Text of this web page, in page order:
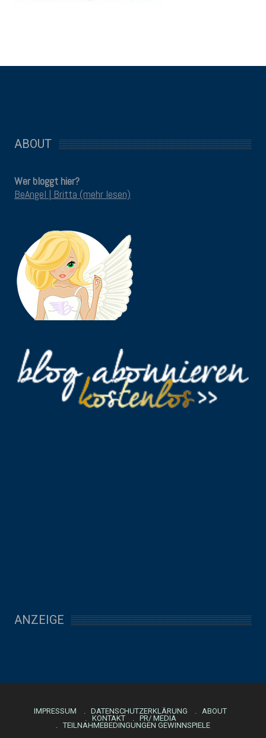
ABOUT
Wer bloggt hier?
BeAngel | Britta (mehr lesen)
ANZEIGE
IMPRESSUM DATENSCHUTZERKLÄRUNG
ABOUT
KONTAKT
PR/ MEDIA
TEILNAHMEBEDINGUNGEN GEWINNSPIELE